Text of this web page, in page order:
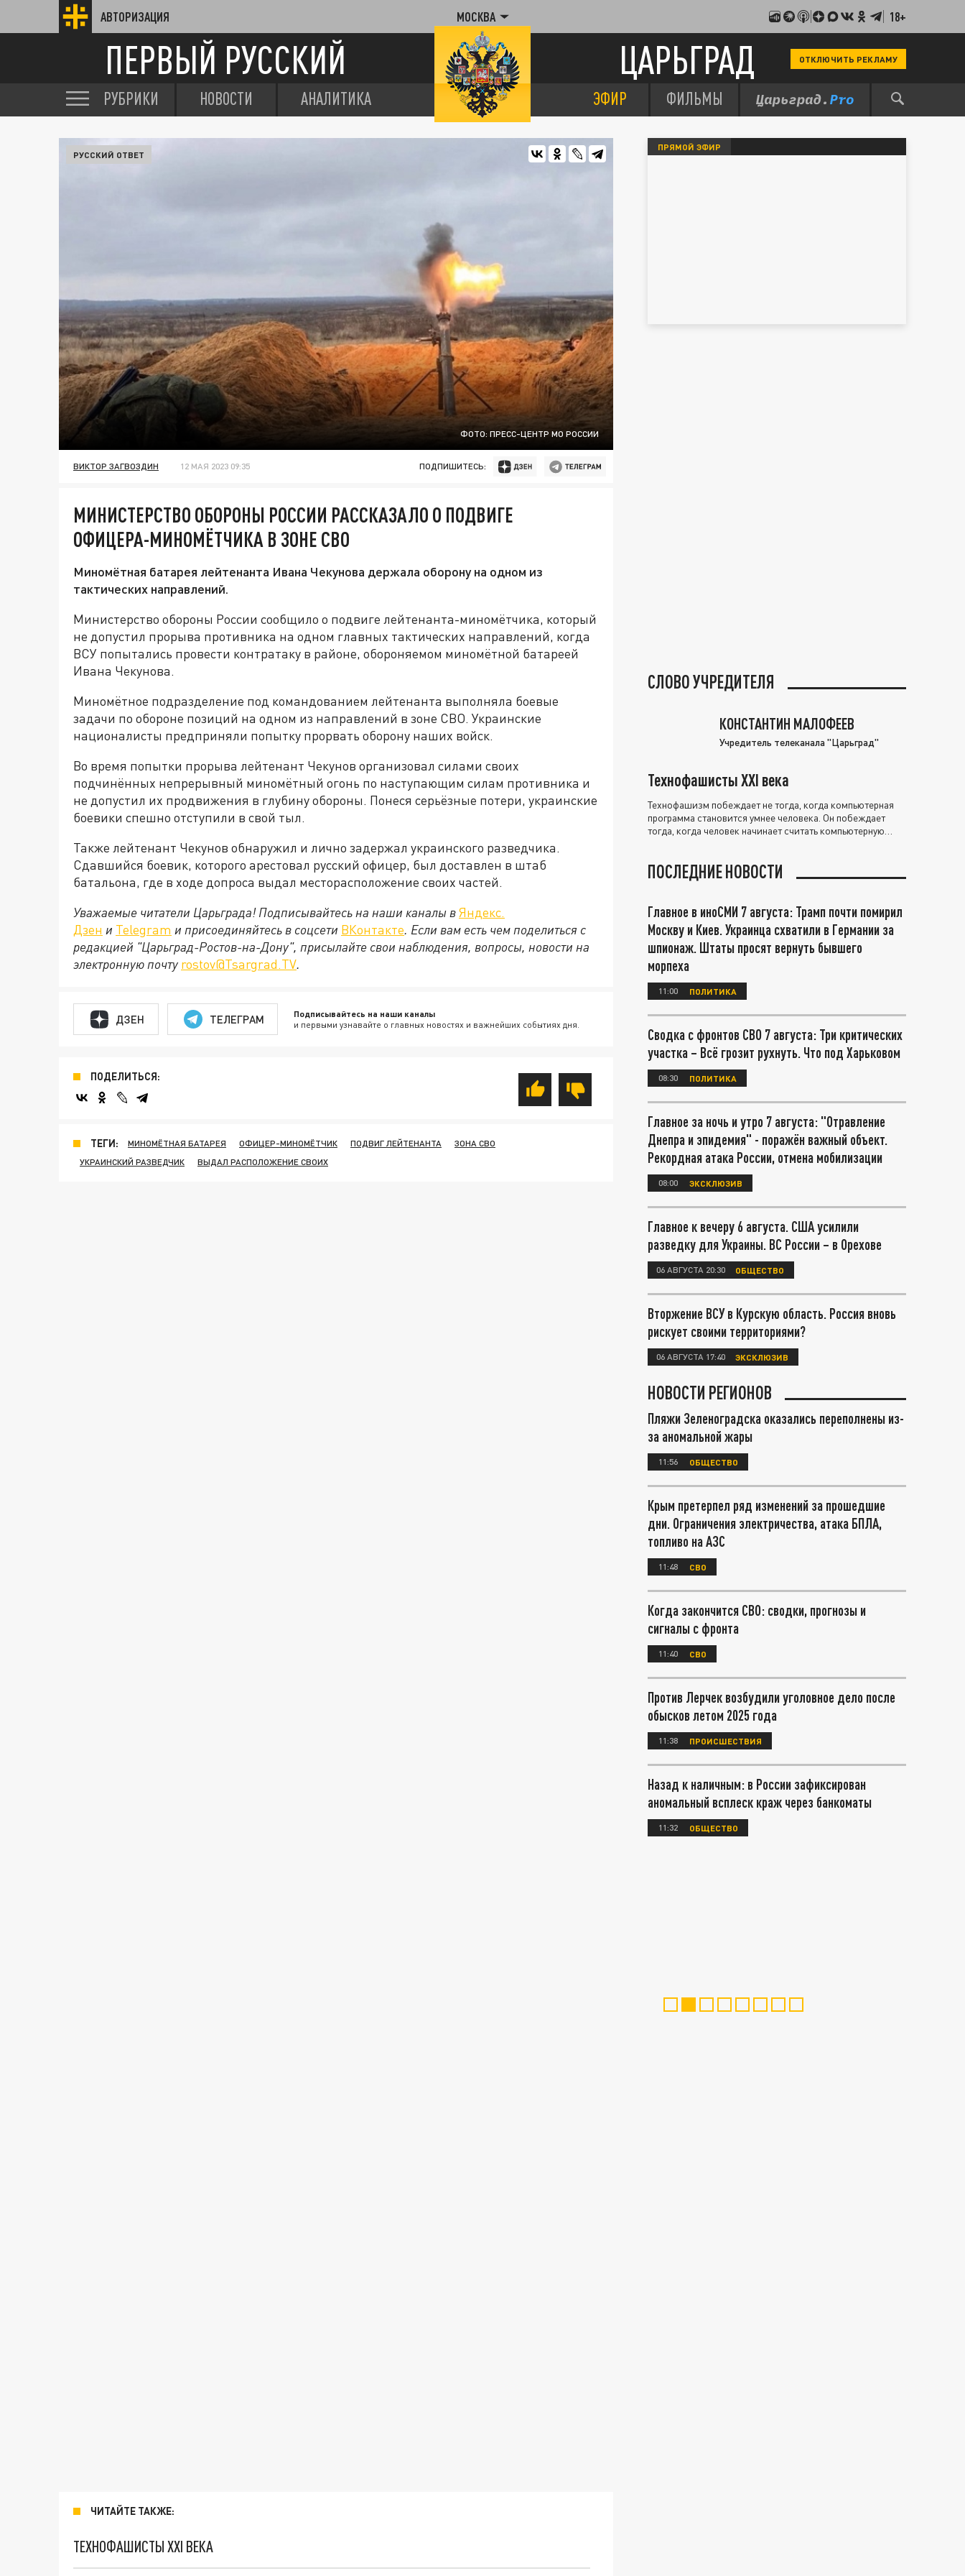
АВТОРИЗАЦИЯ МОСКВА 18+
ПЕРВЫЙ РУССКИЙ ЦАРЬГРАД ОТКЛЮЧИТЬ РЕКЛАМУ
РУБРИКИ НОВОСТИ АНАЛИТИКА ЭФИР ФИЛЬМЫ
ФОТО: ПРЕСС-ЦЕНТР МО РОССИИ
РУССКИЙ ОТВЕТ
ВИКТОР ЗАГВОЗДИН 12 МАЯ 2023 09:35 ПОДПИШИТЕСЬ:
МИНИСТЕРСТВО ОБОРОНЫ РОССИИ РАССКАЗАЛО О ПОДВИГЕ
ОФИЦЕРА-МИНОМЁТЧИКА В ЗОНЕ СВО
Миномётная батарея лейтенанта Ивана Чекунова держала оборону на одном из
тактических направлений.
Министерство обороны России сообщило о подвиге лейтенанта-миномётчика, который
не допустил прорыва противника на одном главных тактических направлений, когда
ВСУ попытались провести контратаку в районе, обороняемом миномётной батареей
Ивана Чекунова.
Миномётное подразделение под командованием лейтенанта выполняла боевые
задачи по обороне позиций на одном из направлений в зоне СВО. Украинские
националисты предприняли попытку прорвать оборону наших войск.
Во время попытки прорыва лейтенант Чекунов организовал силами своих
подчинённых непрерывный миномётный огонь по наступающим силам противника и
не допустил их продвижения в глубину обороны. Понеся серьёзные потери, украинские
боевики спешно отступили в свой тыл.
Также лейтенант Чекунов обнаружил и лично задержал украинского разведчика.
Сдавшийся боевик, которого арестовал русский офицер, был доставлен в штаб
батальона, где в ходе допроса выдал месторасположение своих частей.
Уважаемые читатели Царьграда! Подписывайтесь на наши каналы вЯндекс.
Дзен и Telegram и присоединяйтесь в соцсети ВКонтакте. Если вам есть чем поделиться с
редакцией "Царьград-Ростов-на-Дону", присылайте свои наблюдения, вопросы, новости на
электронную почту rostov@Tsargrad.ТV.
ДЗЕН ТЕЛЕГРАМ Подписывайтесь на наши каналы
и первыми узнавайте о главных новостях и важнейших событиях дня.
ПОДЕЛИТЬСЯ:
ТЕГИ: МИНОМЁТНАЯ БАТАРЕЯ ОФИЦЕР-МИНОМЁТЧИК ПОДВИГ ЛЕЙТЕНАНТА
ЗОНА СВО
УКРАИНСКИЙ РАЗВЕДЧИК
ВЫДАЛ РАСПОЛОЖЕНИЕ СВОИХ
ЧИТАЙТЕ ТАКЖЕ:
ТЕХНОФАШИСТЫ XXI ВЕКА
ПРЯМОЙ ЭФИР
СЛОВО УЧРЕДИТЕЛЯ
КОНСТАНТИН МАЛОФЕЕВ
Учредитель телеканала "Царьград"
Технофашисты XXI века
Технофашизм побеждает не тогда, когда компьютерная
программа становится умнее человека. Он побеждает
тогда, когда человек начинает считать компьютерную
ПОСЛЕДНИЕ НОВОСТИ
Главное в иноСМИ 7 августа: Трамп почти помирил
Москву и Киев. Украинца схватили в Германии за
шпионаж. Штаты просят вернуть бывшего
морпеха
11:00 ПОЛИТИКА
Сводка с фронтов СВО 7 августа: Три критических
участка – Всё грозит рухнуть. Что под Харьковом
08:30 ПОЛИТИКА
Главное за ночь и утро 7 августа: "Отравление
Днепра и эпидемия" - поражён важный объект.
Рекордная атака России, отмена мобилизации
08:00 ЭКСКЛЮЗИВ
Главное к вечеру 6 августа. США усилили
разведку для Украины. ВС России – в Орехове
06 АВГУСТА 20:30 ОБЩЕСТВО
Вторжение ВСУ в Курскую область. Россия вновь
рискует своими территориями?
06 АВГУСТА 17:40 ЭКСКЛЮЗИВ
НОВОСТИ РЕГИОНОВ
Пляжи Зеленоградска оказались переполнены из-
за аномальной жары
11:56 ОБЩЕСТВО
Крым претерпел ряд изменений за прошедшие
дни. Ограничения электричества, атака БПЛА,
топливо на АЗС
11:48 СВО
Когда закончится СВО: сводки, прогнозы и
сигналы с фронта
11:40 СВО
Против Лерчек возбудили уголовное дело после
обысков летом 2025 года
11:38 ПРОИСШЕСТВИЯ
Назад к наличным: в России зафиксирован
аномальный всплеск краж через банкоматы
11:32 ОБЩЕСТВО